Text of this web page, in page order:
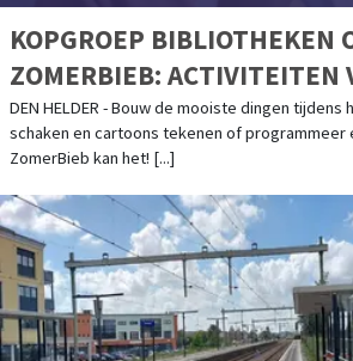
KOPGROEP BIBLIOTHEKEN
ZOMERBIEB: ACTIVITEITEN
KINDEREN TIJDENS DE
DEN HELDER - Bouw de mooiste dingen
schaken en cartoons tekenen of programmeer
ZomerBieb kan het! [...]